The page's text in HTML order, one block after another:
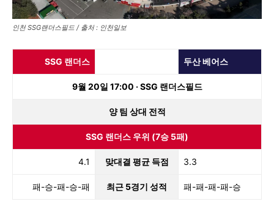
인천 SSG랜더스필드 / 출처 : 인천일보
SSG 랜더스 두산 베어스
9월 20일 17:00 · SSG 랜더스필드
양 팀 상대 전적
SSG 랜더스 우위 (7승 5패)
4.1 맞대결 평균 득점 3.3
패-승-패-승-패 최근 5경기 성적 패-패-패-패-승